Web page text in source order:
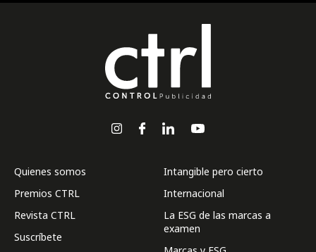
Quienes somos
Premios CTRL
Revista CTRL
Suscríbete
Intangible pero cierto
Internacional
La ESG de las marcas a
examen